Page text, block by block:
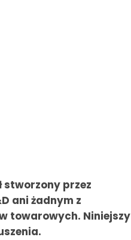
stworzony przez
ani żadnym z
towarowych. Niniejszy